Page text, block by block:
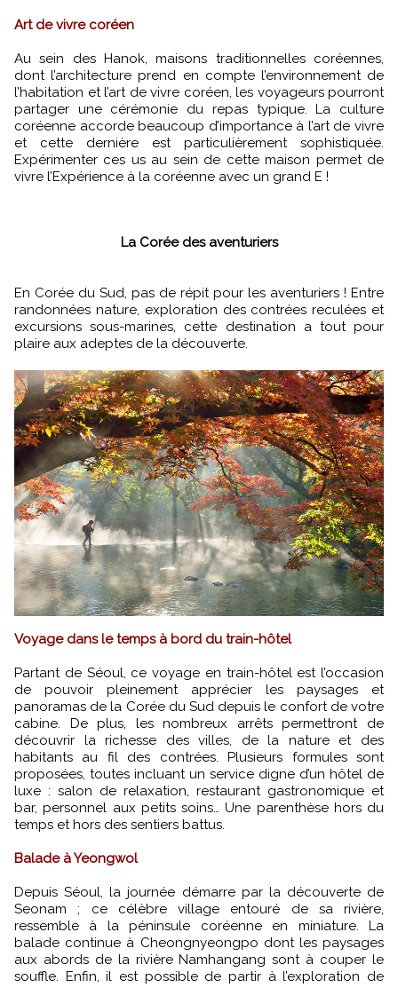
Art de vivre coréen
Au sein des Hanok, maisons traditionnelles coréennes,
dont l’architecture prend en compte l’environnement de
l’habitation et l’art de vivre coréen, les voyageurs pourront
partager une cérémonie du repas typique. La culture
coréenne accorde beaucoup d’importance à l’art de vivre
et cette dernière est particulièrement sophistiquée.
Expérimenter ces us au sein de cette maison permet de
vivre l’Expérience à la coréenne avec un grand E !
La Corée des aventuriers
En Corée du Sud, pas de répit pour les aventuriers ! Entre
randonnées nature, exploration des contrées reculées et
excursions sous-marines, cette destination a tout pour
plaire aux adeptes de la découverte.
Voyage dans le temps à bord du train-hôtel
Partant de Séoul, ce voyage en train-hôtel est l’occasion
de pouvoir pleinement apprécier les paysages et
panoramas de la Corée du Sud depuis le confort de votre
cabine. De plus, les nombreux arrêts permettront de
découvrir la richesse des villes, de la nature et des
habitants au fil des contrées. Plusieurs formules sont
proposées, toutes incluant un service digne d’un hôtel de
luxe : salon de relaxation, restaurant gastronomique et
bar, personnel aux petits soins… Une parenthèse hors du
temps et hors des sentiers battus.
Balade à Yeongwol
Depuis Séoul, la journée démarre par la découverte de
Seonam ; ce célèbre village entouré de sa rivière,
ressemble à la péninsule coréenne en miniature. La
balade continue à Cheongnyeongpo dont les paysages
aux abords de la rivière Namhangang sont à couper le
souffle. Enfin, il est possible de partir à l’exploration de